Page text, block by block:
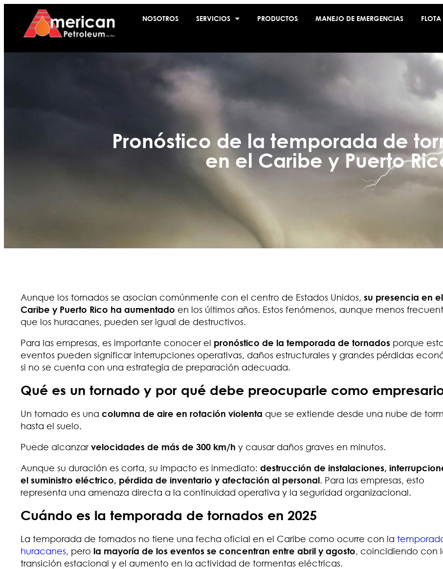
NOSOTROS SERVICIOS PRODUCTOS MANEJO DE EMERGENCIAS FLOTA
Pronóstico de la temporada de
en el Caribe y Puerto
Aunque los tornados se asocian comúnmente con el centro de Estados Unidos, su presencia en el
Caribe y Puerto Rico ha aumentado en los últimos años. Estos fenómenos, aunque menos
que los huracanes, pueden ser igual de destructivos.
Para las empresas, es importante conocer el pronóstico de la temporada de tornados porque
eventos pueden significar interrupciones operativas, daños estructurales y grandes pérdidas
si no se cuenta con una estrategia de preparación adecuada.
Qué es un tornado y por qué debe preocuparle como
Un tornado es una columna de aire en rotación violenta que se extiende desde una nube de
hasta el suelo.
Puede alcanzarvelocidades de más de 300 km/h y causar daños graves en minutos.
Aunque su duración es corta, su impacto es inmediato: destrucción de instalaciones,
el suministro eléctrico, pérdida de inventario y afectación al personal. Para las empresas, esto
representa una amenaza directa a la continuidad operativa y la seguridad organizacional.
Cuándo es la temporada de tornados en 2025
La temporada de tornados no tiene una fecha oficial en el Caribe como ocurre con la
huracanes, pero la mayoría de los eventos se concentran entre abril y agosto, coincidiendo con
transición estacional y el aumento en la actividad de tormentas eléctricas.